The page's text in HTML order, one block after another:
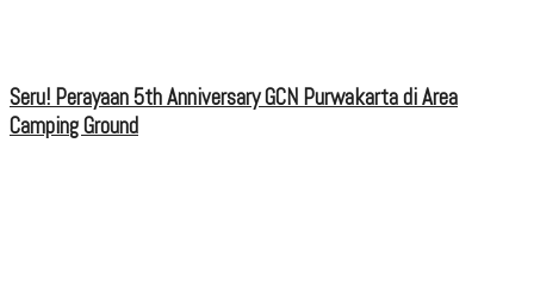
Seru! Perayaan 5th Anniversary GCN Purwakarta di Area
Camping Ground